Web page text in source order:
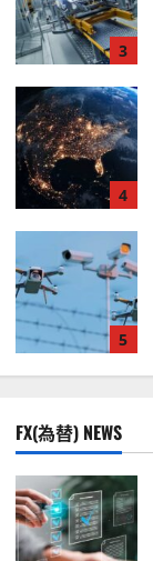
3
4
5
FX(為替) NEWS